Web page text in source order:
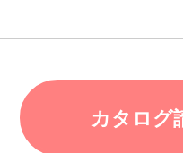
カタログ